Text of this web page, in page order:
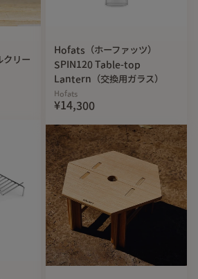
使用)
膜厚を厚く仕上げて
当てるなど扱い方によっては塗装が
れる可能性があります
プレート自体が歪む可能性があります
リー
Hofats（ホーファッツ）
SPIN120 Table-top
Lantern（交換用ガラス）
Hofats
¥14,300